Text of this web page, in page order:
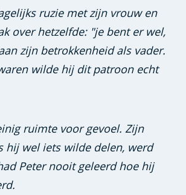
ruzie met zijn vrouw en
over hetzelfde: "je bent er wel,
zijn betrokkenheid als vader.
wilde hij dit patroon echt
ruimte voor gevoel. Zijn
hij wel iets wilde delen, werd
Peter nooit geleerd hoe hij